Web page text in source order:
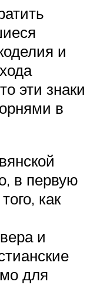
и
эти знаки
в
в первую
как
и
для